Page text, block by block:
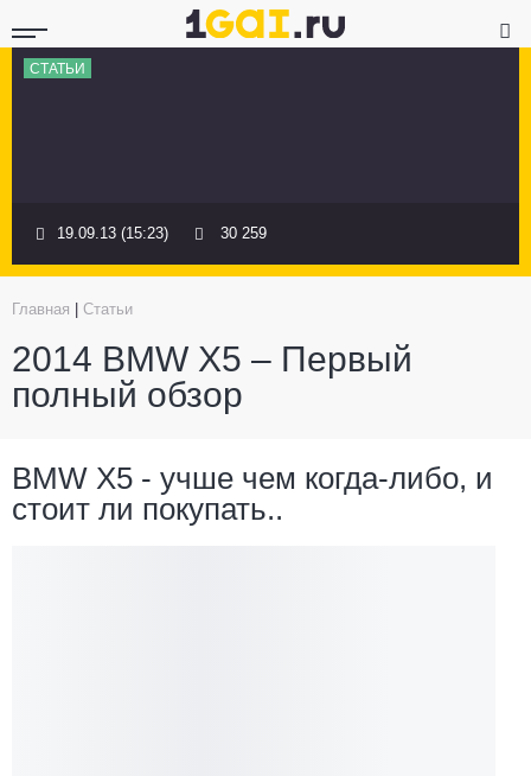
СТАТЬИ
19.09.13 (15:23) 30 259
Главная Статьи
2014 BMW X5 – Первый
полный обзор
BMW X5 - учше чем когда-либо, и
стоит ли покупать..